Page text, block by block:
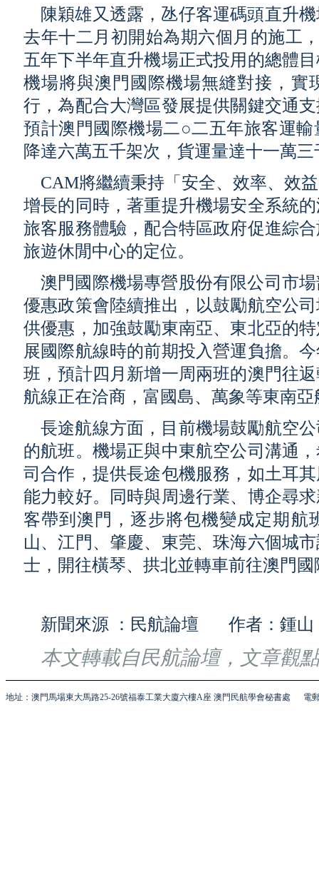
陳穎雄又透露，氹仔客運碼頭直升
去年十二月初開始為期六個月的施工
五年下半年直升機場正式投用的總體
機場將與澳門國際機場無縫對接，實
行，為配合大灣區發展提供關鍵交通
預計澳門國際機場二○二五年旅客運
降達六萬五千架次，貨運量達十一萬三
CAM將繼續秉持「安全、效率、效
增長的同時，著重提升機場安全系統
旅客服務體驗，配合特區政府促進綜
旅遊休閒中心的定位。
澳門國際機場專營股份有限公司市
優惠政策會陸續推出，以鼓勵航空公
供優惠，加強鼓勵東南亞、東北亞的
展國際航線時的前期投入營運負擔。
班，預計四月新增一周兩班的澳門往
航線正在洽商，富國島、萬象等東南
長途航線方面，目前機場鼓勵航空
的航班。機場正與中東航空公司溝通
司合作，提供長途包機服務，如土耳
能力較好。同時與周邊行業、博企尋
客帶到澳門，逐步將包機變成定期航
山、江門、肇慶、東莞、珠海六個城
士，開往橫琴、拱北並轉車前往澳門國
新聞來源 ：民航論壇 作者：鍾山
本文轉載自民航論壇，文章觀
地址：澳門馬場東大馬路25-26號福泰工業大廈六樓A座 澳門民航學會秘書處 電